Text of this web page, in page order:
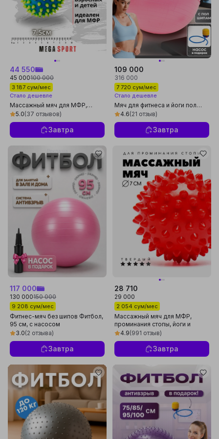
44 550
45 000100 000
3 187 сум/мес
Стало дешевле
Массажный мяч для МФР,
проминания стопы, йоги и
фитнеса
5.0(37 отзывов)
Завтра
109 000
316 000
7 720 сум/мес
Стало дешевле
Мяч для фитнеса и йоги пол
шипом, Fitball, с насосом, 75-
85-95 см
4.6(21 отзыв)
Завтра
117 000
130 000150 000
9 208 сум/мес
Фитнес-мяч без шипов Фитбол,
95 см, с насосом
3.0(2 отзыва)
Завтра
28 710
29 000
2 054 сум/мес
Массажный мяч для МФР,
проминания стопы, йоги и
фитнеса
4.9(991 отзыв)
Завтра